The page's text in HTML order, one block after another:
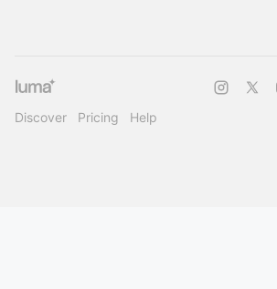
Discover Pricing Help